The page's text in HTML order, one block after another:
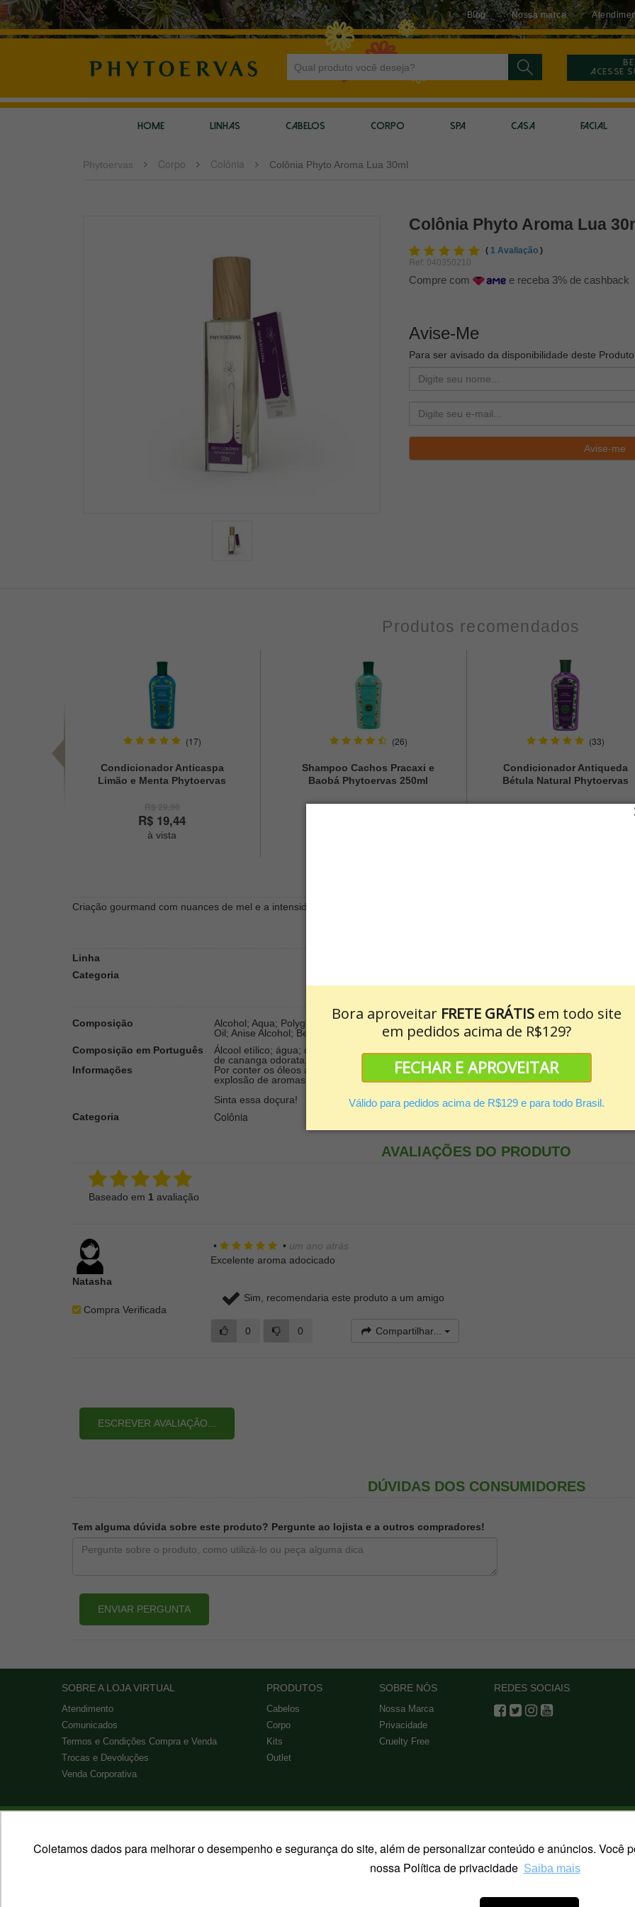
Bora aproveitar FRETE GRÁTISem todo site
em pedidos acima de R$129?
FECHAR E APROVEITAR
Válido para pedidos acima de R$129 e para todo Brasil.
Coletamos dados para melhorar o desempenho e segurança do site, além de personalizar conteúdo e anúncios. Você
nossa Política de privacidade Saiba mais
Blog Nossa marca
Acesse
HOME LINHAS CABELOS CORPO SPA CASA FACIAL
Phytoervas Corpo Colônia Colônia Phyto Aroma Lua 30ml
Colônia Phyto Aroma Lua
( 1 Avaliação )
Ref: 040350210
Compre com e receba 3% de cashback
Avise-Me
Para ser avisado da disponibilidade deste
Produtos recomendados
(17)
Condicionador Anticaspa
Limão e Menta Phytoervas
R$ 19,44
à vista
(26)
Shampoo Cachos Pracaxi e
Baobá Phytoervas 250ml
(33)
Condicionador Antiqueda
Bétula Natural Phytoervas
R$ 29,90
Criação gourmand com nuances de mel e a intensidade do ylang-ylang, a Colônia Phyto Aroma LUA associa notas
Linha
Categoria
Composição
Alcohol; Aqua; Polyglyceryl-3 Caprylate; Tris(Tetramethylhydroxypiperidinol) Citrate; Parfum;
Oil; Anise Alcohol; Benzyl Benzoate; Cinnamal; Cinnamyl Alcohol; Coumarin; Limonene;
Composição em Português
Álcool etílico; água; caprilato de poliglicerila-3; citrato de tris(tetrametilidroxipiperidinol);
de cananga odorata; álcool de anis; benzoato de benzila; cinamaldeído; álcool cinamílico;
Informações
Por conter os óleos aromáticos de limão e patchouli, promove uma
explosão de aromas quentes e ambarados que reúnem o melhor da natureza pra você.
Sinta essa doçura!
Categoria
Colônia
AVALIAÇÕES DO PRODUTO
Baseado em 1 avaliação
Natasha
Compra Verificada
• • um ano atrás
Excelente aroma adocicado
Sim, recomendaria este produto a um amigo
0 0 Compartilhar...
ESCREVER AVALIAÇÃO...
DÚVIDAS DOS CONSUMIDORES
Tem alguma dúvida sobre este produto? Pergunte ao lojista e a outros compradores!
ENVIAR PERGUNTA
SOBRE A LOJA VIRTUAL
Atendimento
Comunicados
Termos e Condições Compra e Venda
Trocas e Devoluções
Venda Corporativa
PRODUTOS
Cabelos
Corpo
Kits
Outlet
SOBRE NÓS
Nossa Marca
Privacidade
Cruelty Free
REDES SOCIAIS